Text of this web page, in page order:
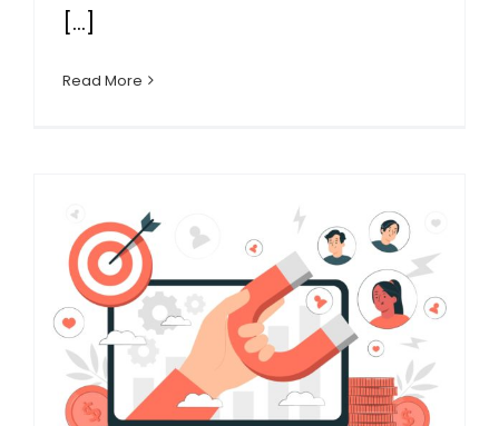
[...]
Read More